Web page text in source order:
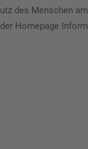
des Menschen
Homepage